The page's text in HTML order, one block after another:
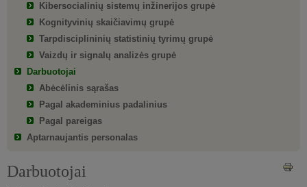
Kibersocialinių sistemų inžinerijos grupė
Kognityvinių skaičiavimų grupė
Tarpdisciplininių statistinių tyrimų grupė
Vaizdų ir signalų analizės grupė
Darbuotojai
Abėcėlinis sąrašas
Pagal akademinius padalinius
Pagal pareigas
Aptarnaujantis personalas
Darbuotojai